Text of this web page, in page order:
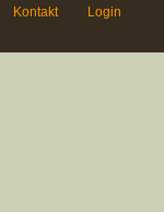
Kontakt Login